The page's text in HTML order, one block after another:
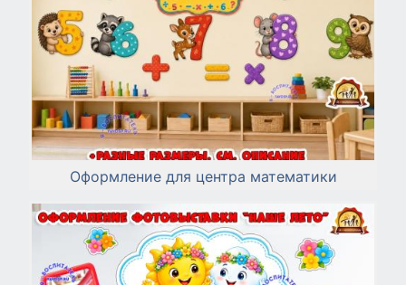
Оформление для центра математики